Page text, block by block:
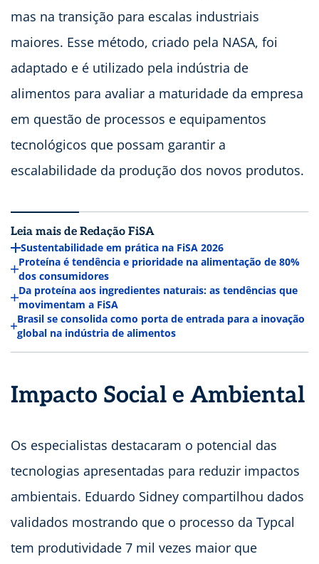
mas na transição para escalas industriais
maiores. Esse método, criado pela NASA, foi
adaptado e é utilizado pela indústria de
alimentos para avaliar a maturidade da empresa
em questão de processos e equipamentos
tecnológicos que possam garantir a
escalabilidade da produção dos novos produtos.
Leia mais de Redação FiSA
Sustentabilidade em prática na FiSA 2026
Proteína é tendência e prioridade na alimentação de 80%
dos consumidores
Da proteína aos ingredientes naturais: as tendências que
movimentam a FiSA
Brasil se consolida como porta de entrada para a inovação
global na indústria de alimentos
Impacto Social e Ambiental
Os especialistas destacaram o potencial das
tecnologias apresentadas para reduzir impactos
ambientais. Eduardo Sidney compartilhou dados
validados mostrando que o processo da Typcal
tem produtividade 7 mil vezes maior que